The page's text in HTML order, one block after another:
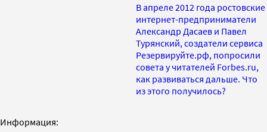
В апреле 2012 года ростовские
интернет-предприниматели
Александр Дасаев и Павел
Турянский, создатели сервиса
Резервируйте.рф, попросили
совета у читателей Forbes.ru,
как развиваться дальше. Что
из этого получилось?
Информация: